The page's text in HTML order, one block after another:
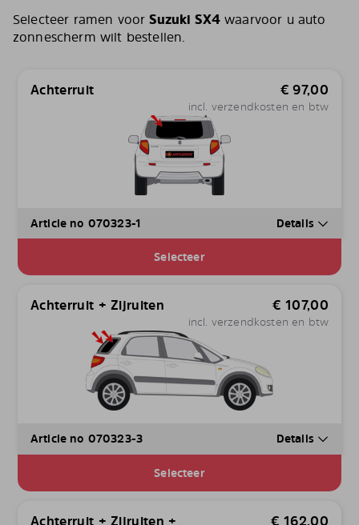
Selecteer ramen voorSuzuki SX4waarvoor u auto
zonnescherm wilt bestellen.
Achterruit € 97,00
incl. verzendkosten en btw
Article no 070323-1 Details
Selecteer
Achterruit + Zijruiten € 107,00
incl. verzendkosten en btw
Article no 070323-3 Details
Selecteer
Achterruit + Zijruiten +
€ 162,00